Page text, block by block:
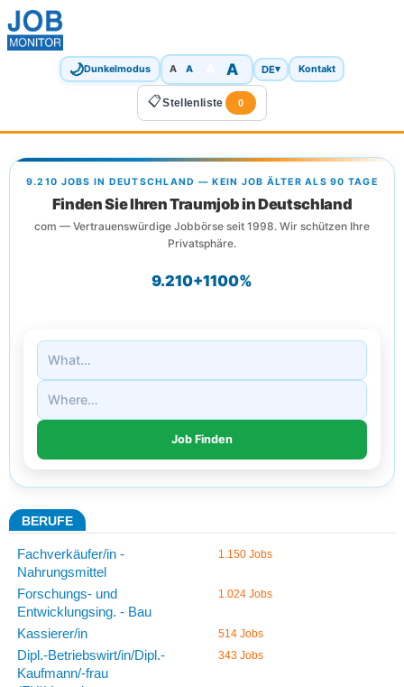
🌙Dunkelmodus A A A DE▾ Kontakt
📋Stellenliste 0
9.210 JOBS IN DEUTSCHLAND — KEIN JOB ÄLTER ALS 90 TAGE
Finden Sie Ihren Traumjob in Deutschland
com — Vertrauenswürdige Jobbörse seit 1998. Wir schützen Ihre
Privatsphäre.
9.210+1100%
BERUFE
Fachverkäufer/in -
Nahrungsmittel
1.150 Jobs
Forschungs- und
Entwicklungsing. - Bau
1.024 Jobs
Kassierer/in 514 Jobs
Dipl.-Betriebswirt/in/Dipl.-
Kaufmann/-frau
343 Jobs